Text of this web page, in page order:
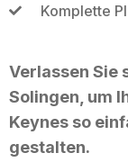
Komplette
Verlassen Sie
Solingen, um
Keynes so
gestalten.